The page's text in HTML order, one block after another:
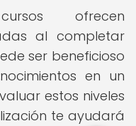
ofrecen
al completar
ser beneficioso
en un
estos niveles
te ayudará